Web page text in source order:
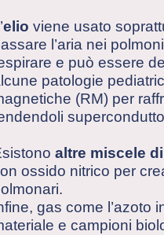
elio viene usato
l’aria nei
e può essere
patologie
(RM) per
altre miscele
ossido nitrico per
gas come l’azoto
e campioni